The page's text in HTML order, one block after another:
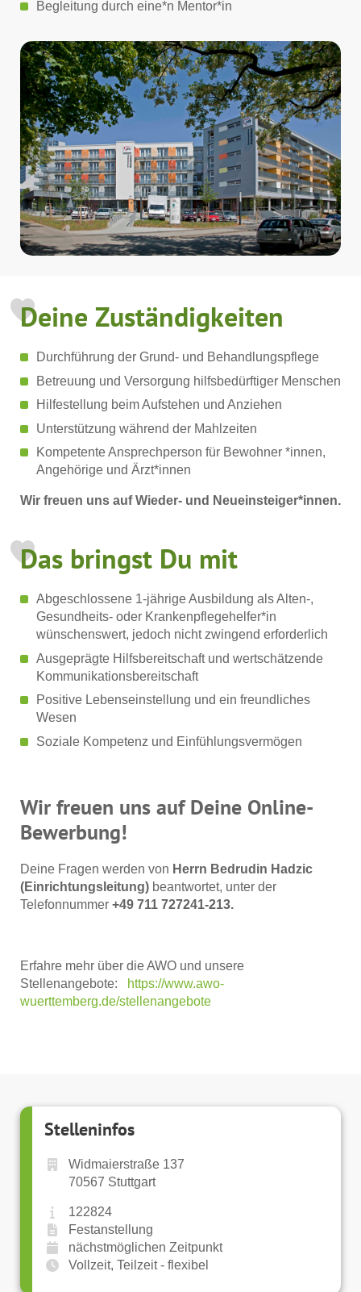
Begleitung durch eine*n Mentor*in
Deine Zuständigkeiten
Durchführung der Grund- und Behandlungspflege
Betreuung und Versorgung hilfsbedürftiger Menschen
Hilfestellung beim Aufstehen und Anziehen
Unterstützung während der Mahlzeiten
Kompetente Ansprechperson für Bewohner *innen,
Angehörige und Ärzt*innen
Wir freuen uns auf Wieder- und Neueinsteiger*innen.
Das bringst Du mit
Abgeschlossene 1-jährige Ausbildung als Alten-,
Gesundheits- oder Krankenpflegehelfer*in
wünschenswert, jedoch nicht zwingend erforderlich
Ausgeprägte Hilfsbereitschaft und wertschätzende
Kommunikationsbereitschaft
Positive Lebenseinstellung und ein freundliches
Wesen
Soziale Kompetenz und Einfühlungsvermögen
Wir freuen uns auf Deine Online-
Bewerbung!
Deine Fragen werden von Herrn Bedrudin Hadzic
(Einrichtungsleitung) beantwortet, unter der
Telefonnummer +49 711 727241-213.
Erfahre mehr über die AWO und unsere
Stellenangebote:
https://www.awo-
wuerttemberg.de/stellenangebote
Stelleninfos
Widmaierstraße 137
70567 Stuttgart
122824
Festanstellung
nächstmöglichen Zeitpunkt
Vollzeit, Teilzeit - flexibel